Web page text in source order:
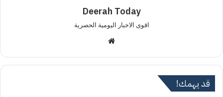
Deerah Today
اقوى الاخبار اليومية الحصرية
الوي
قد يهمك!